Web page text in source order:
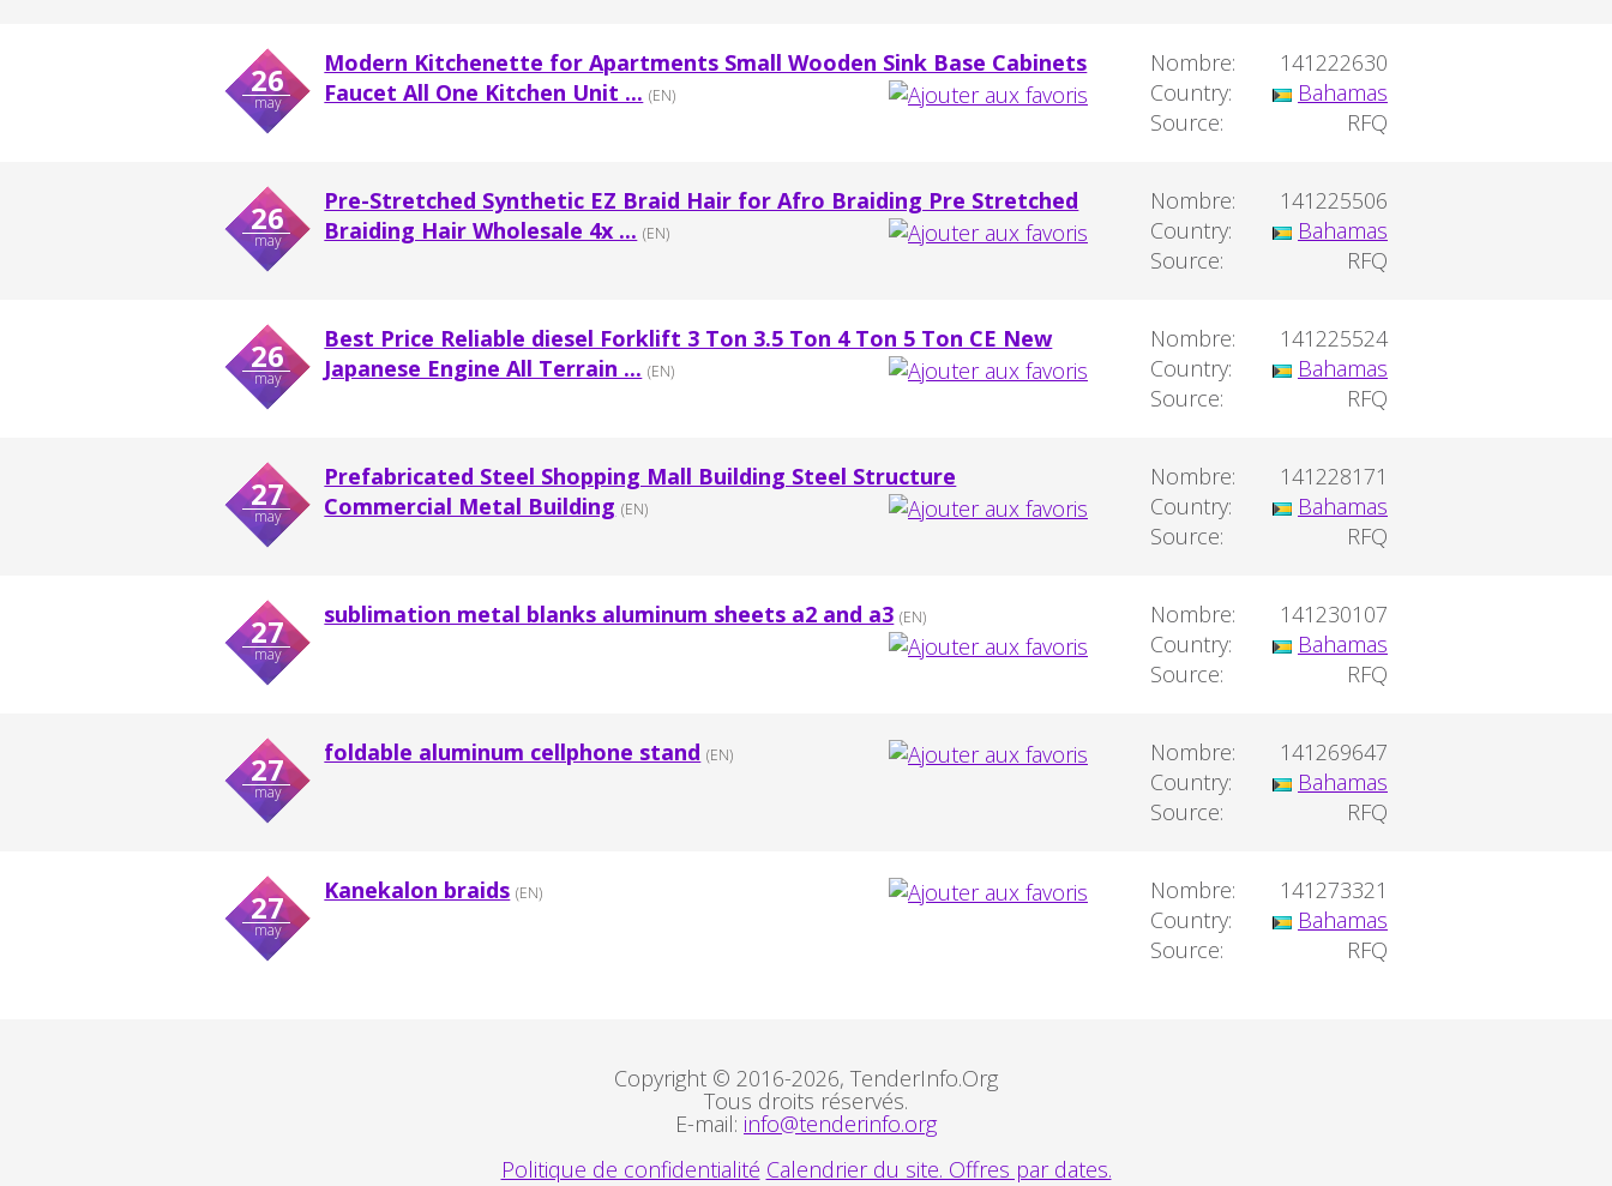
26
may
Modern Kitchenette for Apartments Small Wooden Sink Base Cabinets
Faucet All One Kitchen Unit ... (EN)
Nombre:
141222630
Country:
Bahamas
Source:
RFQ
26
may
Pre-Stretched Synthetic EZ Braid Hair for Afro Braiding Pre Stretched
Braiding Hair Wholesale 4x ... (EN)
Nombre:
141225506
Country:
Bahamas
Source:
RFQ
26
may
Best Price Reliable diesel Forklift 3 Ton 3.5 Ton 4 Ton 5 Ton CE New
Japanese Engine All Terrain ... (EN)
Nombre:
141225524
Country:
Bahamas
Source:
RFQ
27
may
Prefabricated Steel Shopping Mall Building Steel Structure
Commercial Metal Building (EN)
Nombre:
141228171
Country:
Bahamas
Source:
RFQ
27
may
sublimation metal blanks aluminum sheets a2 and a3 (EN) Nombre:
141230107
Country:
Bahamas
Source:
RFQ
27
may
foldable aluminum cellphone stand (EN) Nombre:
141269647
Country:
Bahamas
Source:
RFQ
27
may
Kanekalon braids (EN) Nombre:
141273321
Country:
Bahamas
Source:
RFQ
Copyright © 2016-2026, TenderInfo.Org
Tous droits réservés.
E-mail: info@tenderinfo.org
Politique de confidentialité Calendrier du site. Offres par dates.